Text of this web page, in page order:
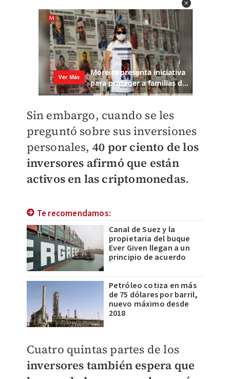
Sin embargo, cuando se les
preguntó sobre sus inversiones
personales, 40 por ciento de los
inversores afirmó que están
activos en las criptomonedas.
Te recomendamos:
Canal de Suez y la
propietaria del buque
Ever Given llegan a un
principio de acuerdo
Petróleo cotiza en más
de 75 dólares por barril,
nuevo máximo desde
2018
Cuatro quintas partes de los
inversores también espera que